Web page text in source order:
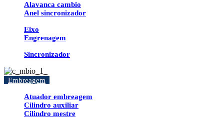
Alavanca cambio
Anel sincronizador
Eixo
Engrenagem
Sincronizador
Embreagem
Atuador embreagem
Cilindro auxiliar
Cilindro mestre